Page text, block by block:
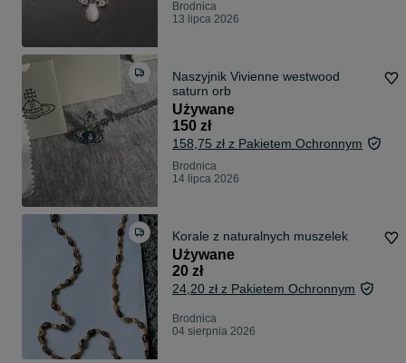
Brodnica
13 lipca 2026
Naszyjnik Vivienne westwood
saturn orb
Używane
150 zł
158,75 zł z Pakietem Ochronnym
Brodnica
14 lipca 2026
Korale z naturalnych muszelek
Używane
20 zł
24,20 zł z Pakietem Ochronnym
Brodnica
04 sierpnia 2026